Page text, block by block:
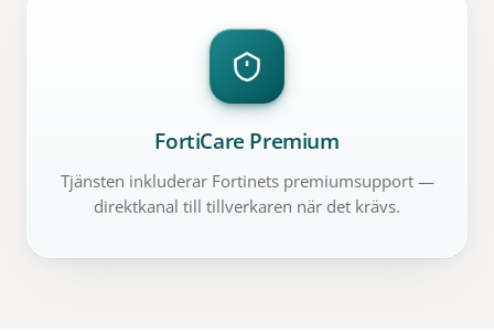
FortiCare Premium
Tjänsten inkluderar Fortinets premiumsupport —
direktkanal till tillverkaren när det krävs.